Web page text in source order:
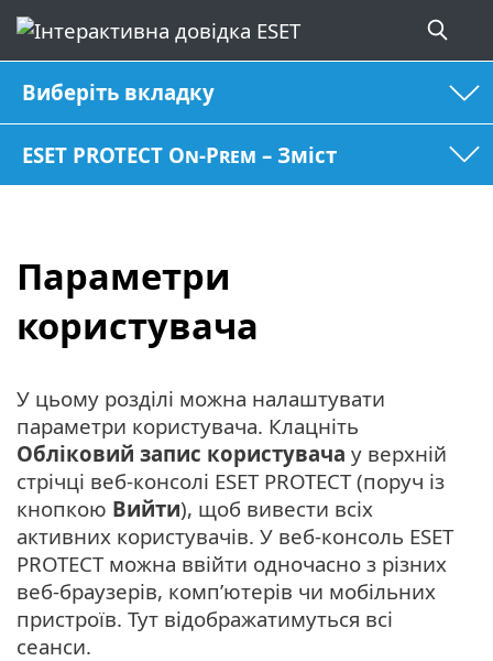
Виберіть вкладку
ESET PROTECT On-Prem – Зміст
Параметри
користувача
У цьому розділі можна налаштувати
параметри користувача. Клацніть
Обліковий запис користувача у верхній
стрічці веб-консолі ESET PROTECT (поруч із
кнопкою Вийти), щоб вивести всіх
активних користувачів. У веб-консоль ESET
PROTECT можна ввійти одночасно з різних
веб-браузерів, комп’ютерів чи мобільних
пристроїв. Тут відображатимуться всі
сеанси.